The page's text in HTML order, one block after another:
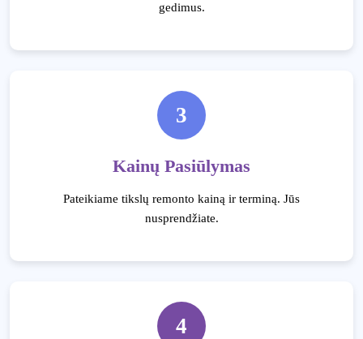
gedimus.
3
Kainų Pasiūlymas
Pateikiame tikslų remonto kainą ir terminą. Jūs
nusprendžiate.
4